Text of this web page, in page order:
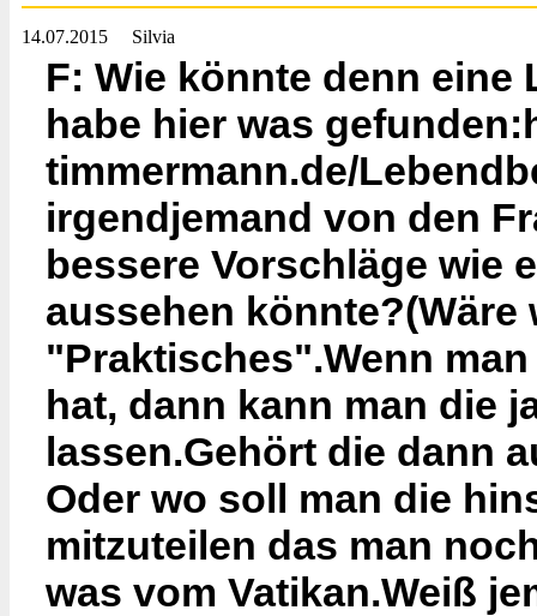
14.07.2015 Silvia
F: Wie könnte denn
habe hier was
timmermann.de/
irgendjemand von den
bessere Vorschläge wie
aussehen
"Praktisches".Wenn
hat, dann kann man die
lassen.Gehört die dann
Oder wo soll man die
mitzuteilen das man
was vom Vatikan.Weiß